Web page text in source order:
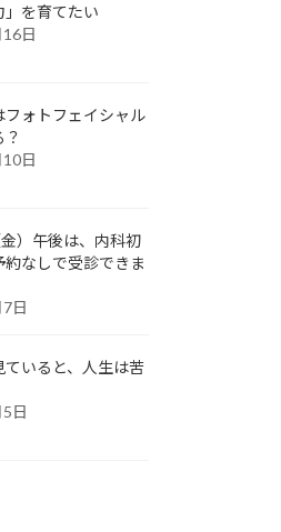
」を育てたい
日
フォトフェイシャル
日
）午後は、内科初
約なしで受診できま
日
ていると、人生は苦
日